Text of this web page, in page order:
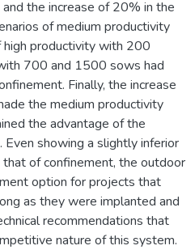
the increase of 20% in the
of medium productivity
productivity with 200
700 and 1500 sows had
Finally, the increase
the medium productivity
the advantage of the
showing a slightly inferior
of confinement, the outdoor
option for projects that
as they were implanted and
recommendations that
nature of this system.